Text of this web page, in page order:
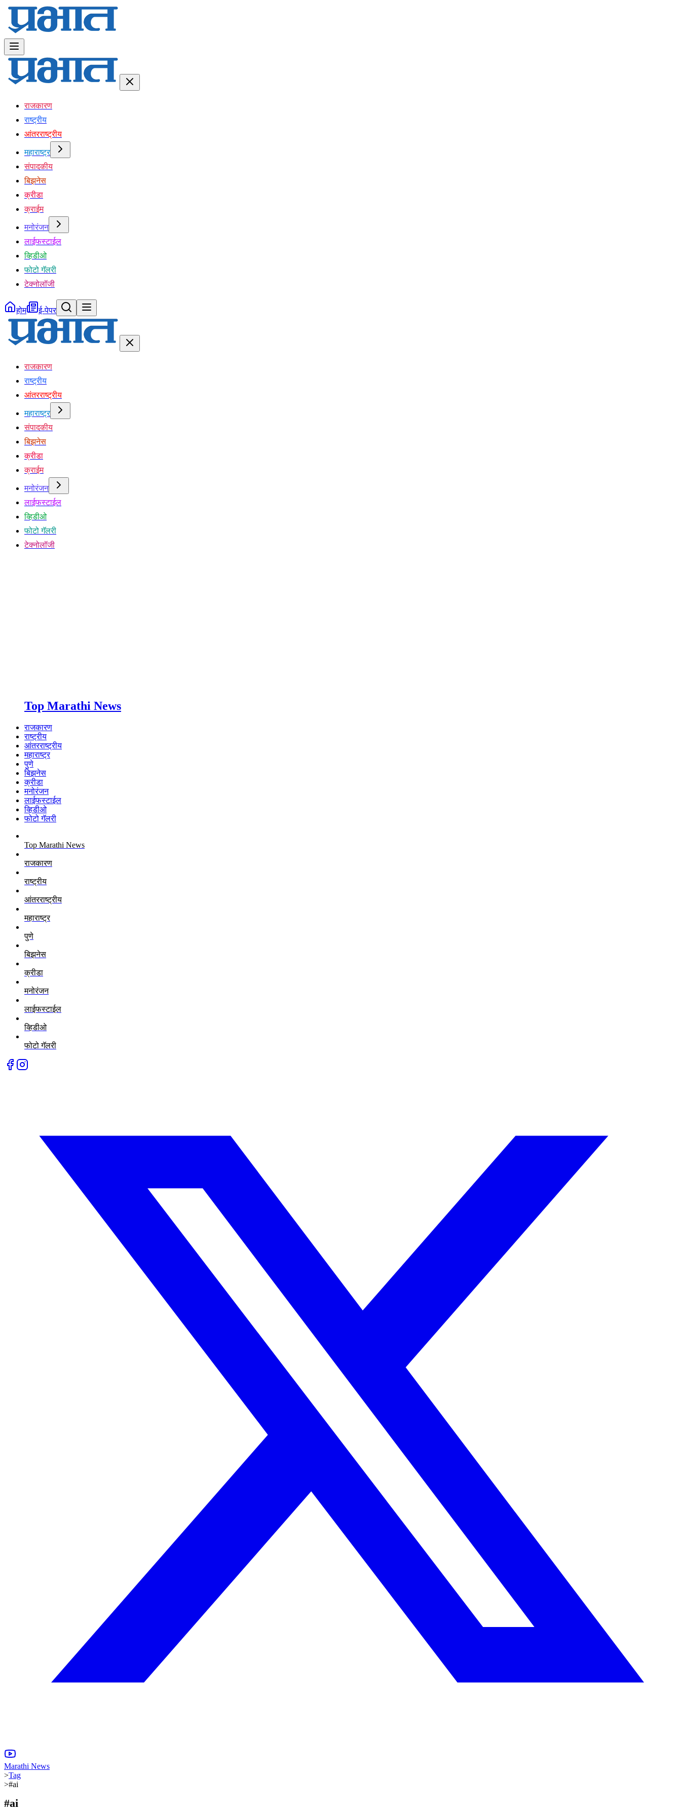
राजकारण
राष्ट्रीय
आंतरराष्ट्रीय
महाराष्ट्र
संपादकीय
बिझनेस
क्रीडा
क्राईम
मनोरंजन
लाईफस्टाईल
व्हिडीओ
फोटो गॅलरी
टेक्नोलॉजी
होम ई-पेपर
राजकारण
राष्ट्रीय
आंतरराष्ट्रीय
महाराष्ट्र
संपादकीय
बिझनेस
क्रीडा
क्राईम
मनोरंजन
लाईफस्टाईल
व्हिडीओ
फोटो गॅलरी
टेक्नोलॉजी
Top Marathi News
राजकारण
राष्ट्रीय
आंतरराष्ट्रीय
महाराष्ट्र
पुणे
बिझनेस
क्रीडा
मनोरंजन
लाईफस्टाईल
व्हिडीओ
फोटो गॅलरी
Top Marathi News
राजकारण
राष्ट्रीय
आंतरराष्ट्रीय
महाराष्ट्र
पुणे
बिझनेस
क्रीडा
मनोरंजन
लाईफस्टाईल
व्हिडीओ
फोटो गॅलरी
Marathi News
>Tag
>#ai
#ai